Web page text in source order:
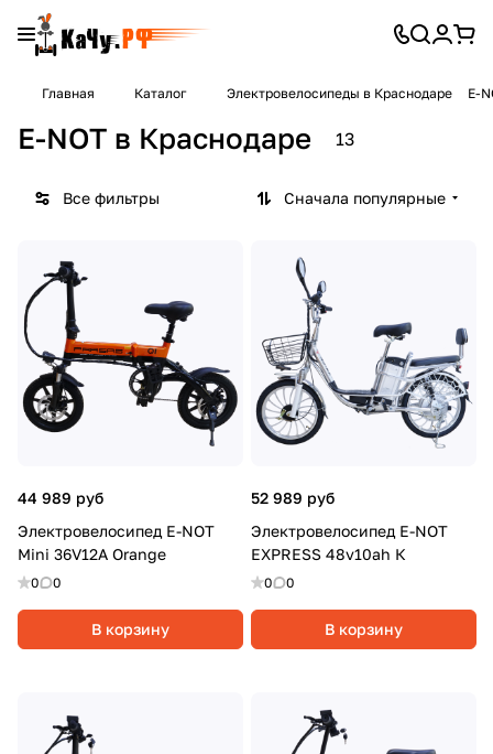
Главная Каталог Электровелосипеды в Краснодаре E-
E-NOT в Краснодаре 13
Все фильтры Сначала популярные
44 989 руб
Электровелосипед E-NOT
Mini 36V12A Orange
0 0
В корзину
52 989 руб
Электровелосипед E-NOT
EXPRESS 48v10ah К
0 0
В корзину